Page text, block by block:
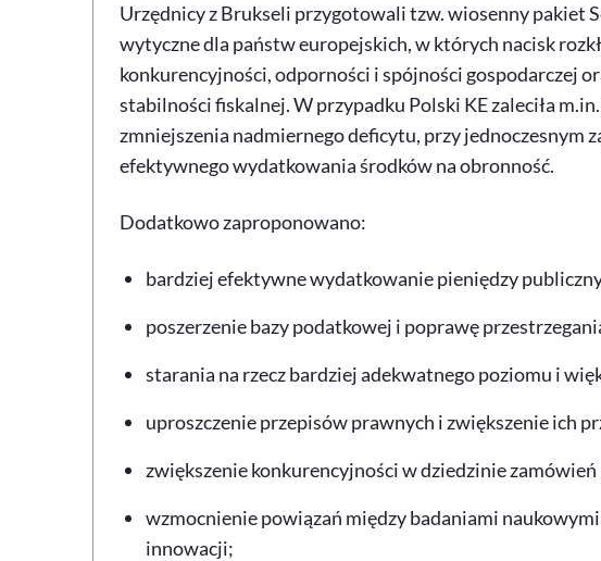
Urzędnicy z Brukseli przygotowali tzw. wiosenny pakiet
wytyczne dla państw europejskich, w których nacisk
konkurencyjności, odporności i spójności gospodarczej
stabilności fiskalnej. W przypadku Polski KE zaleciła
zmniejszenia nadmiernego deficytu, przy jednoczesnym
efektywnego wydatkowania środków na obronność.
Dodatkowo zaproponowano:
bardziej efektywne wydatkowanie pieniędzy
poszerzenie bazy podatkowej i poprawę
starania na rzecz bardziej adekwatnego poziomu i
uproszczenie przepisów prawnych i zwiększenie ich
zwiększenie konkurencyjności w dziedzinie
wzmocnienie powiązań między badaniami
innowacji;